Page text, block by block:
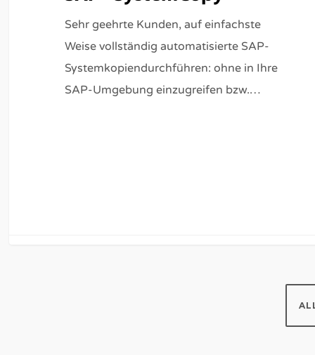
Sehr geehrte Kunden, auf einfachste
Weise vollständig automatisierte SAP-
Systemkopiendurchführen: ohne in Ihre
SAP-Umgebung einzugreifen bzw.…